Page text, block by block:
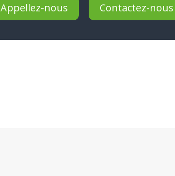
Appellez-nous Contactez-nous